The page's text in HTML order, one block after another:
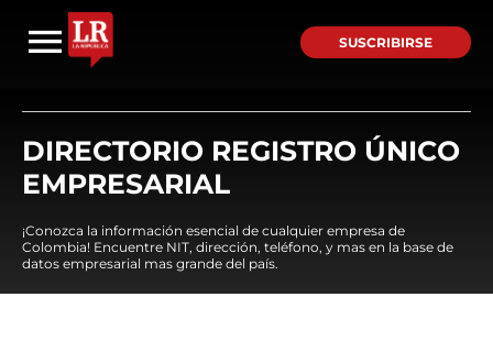
SUSCRIBIRSE
DIRECTORIO REGISTRO ÚNICO
EMPRESARIAL
¡Conozca la información esencial de cualquier empresa de
Colombia! Encuentre NIT, dirección, teléfono, y mas en la base de
datos empresarial mas grande del país.